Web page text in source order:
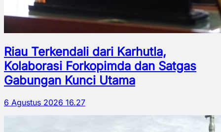
Riau Terkendali dari Karhutla,
Kolaborasi Forkopimda dan Satgas
Gabungan Kunci Utama
6 Agustus 2026 16.27